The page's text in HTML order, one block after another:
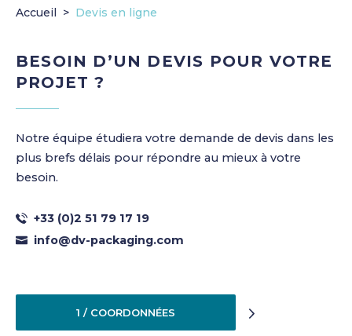
Accueil Devis en ligne
BESOIN D’UN DEVIS POUR VOTRE
PROJET ?
Notre équipe étudiera votre demande de devis dans les
plus brefs délais pour répondre au mieux à votre
besoin.
+33 (0)2 51 79 17 19
info@dv-packaging.com
1 / COORDONNÉES